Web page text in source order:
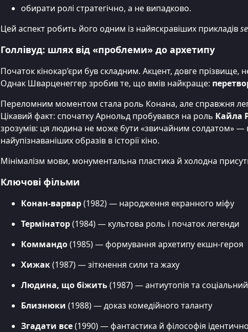
обирати ролі стратегічно, а не випадково.
Цей аспект робить його одним із найяскравіших прикладів
Голлівуд: шлях від «проблеми» до архетипу
Початок кінокар’єри був складним. Акцент, довге
Однак Шварценеггер зробив те, що вмів найкраще:
Переломним моментом стала роль Конана, але справжня
Цікавий факт: спочатку Арнольд пробувався на роль Кайла
зрозумів: ця людина не може бути «звичайним солдатом» —
найупізнаваніших образів в історії кіно.
Мінімалізм мови, монументальна пластика й холодна
Ключові фільми
Конан-варвар(1982) — народження екранного міфу
Термінатор(1984) — культова роль і початок легенди
Коммандо(1985) — формування архетипу екшн-героя
Хижак(1987) — зіткнення сили та жаху
Людина, що біжить(1987) — антиутопія та соціальний
Близнюки (1988) — доказ комедійного таланту
Згадати все(1990) — фантастика й філософія